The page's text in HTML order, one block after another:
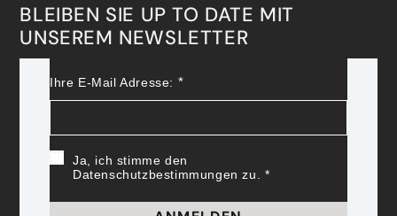
BLEIBEN SIE UP TO DATE MIT
UNSEREM NEWSLETTER
Ihre E-Mail Adresse:
Ja, ich stimme den
Datenschutzbestimmungen zu.